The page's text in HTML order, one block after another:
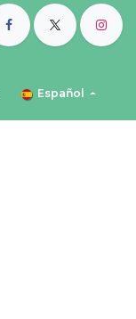
Español